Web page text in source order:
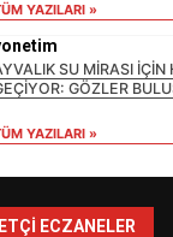
YAZILARI »
SU MİRASI İÇİN
GÖZLER
YAZILARI »
ECZANELER
DEĞİŞECEK?